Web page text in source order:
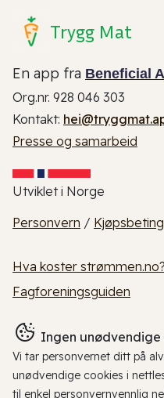
Trygg Mat
En app fra Beneficial
Org.nr. 928 046 303
Kontakt:
Presse og samarbeid
Utviklet i Norge
Personvern /
Hva koster strømmen.no?
Fagforeningsguiden
Ingen unødvendige
Vi tar personvernet ditt på
unødvendige cookies i
til enkel personvernvennlig